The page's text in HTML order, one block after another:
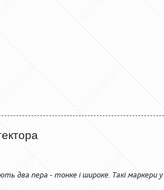
два пера - тонке і широке. Такі маркери у